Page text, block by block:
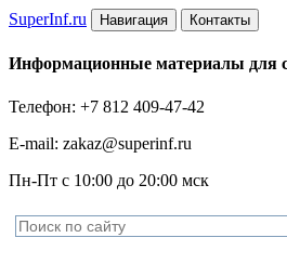
SuperInf.ru Навигация Контакты
Информационные материалы для
Телефон: +7 812 409-47-42
E-mail: zakaz@superinf.ru
Пн-Пт с 10:00 до 20:00 мск